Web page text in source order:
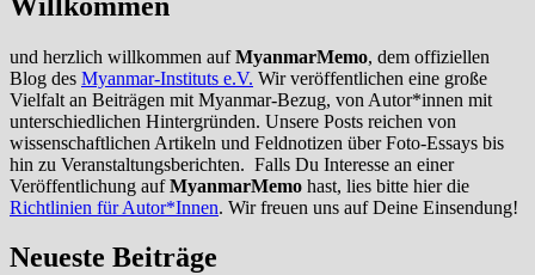
und herzlich willkommen aufMyanmarMemo, dem offiziellen
Blog des Myanmar-Instituts e.V. Wir veröffentlichen eine große
Vielfalt an Beiträgen mit Myanmar-Bezug, von Autor*innen mit
unterschiedlichen Hintergründen. Unsere Posts reichen von
wissenschaftlichen Artikeln und Feldnotizen über Foto-Essays bis
hin zu Veranstaltungsberichten. Falls Du Interesse an einer
Veröffentlichung aufMyanmarMemo hast, lies bitte hier die
Richtlinien für Autor*Innen. Wir freuen uns auf Deine Einsendung!
Neueste Beiträge